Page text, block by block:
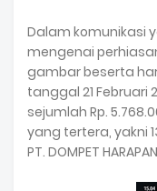
Dalam komunikasi
mengenai
gambar beserta
tanggal 21 Februari
sejumlah Rp.
yang tertera, yakni
PT. DOMPET